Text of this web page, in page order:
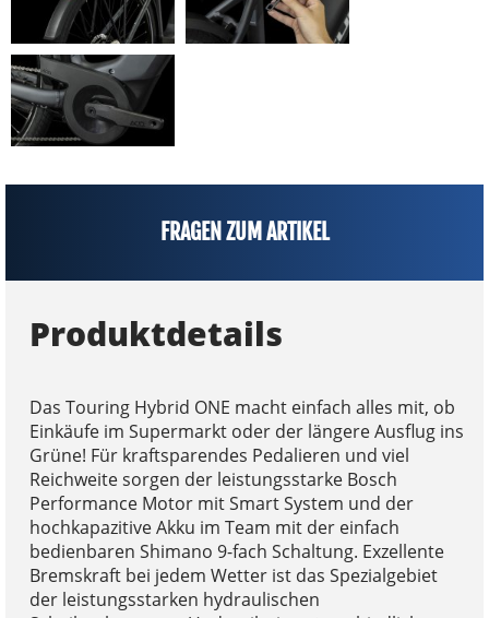
FRAGEN ZUM ARTIKEL
Produktdetails
Das Touring Hybrid ONE macht einfach alles mit, ob
Einkäufe im Supermarkt oder der längere Ausflug ins
Grüne! Für kraftsparendes Pedalieren und viel
Reichweite sorgen der leistungsstarke Bosch
Performance Motor mit Smart System und der
hochkapazitive Akku im Team mit der einfach
bedienbaren Shimano 9-fach Schaltung. Exzellente
Bremskraft bei jedem Wetter ist das Spezialgebiet
der leistungsstarken hydraulischen